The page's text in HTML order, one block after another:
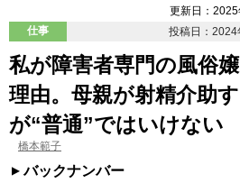
更新日：
仕事
投稿日：
私が障害者専門の風俗
理由。母親が射精介助
が“普通”ではいけない
橋本範子
バックナンバー